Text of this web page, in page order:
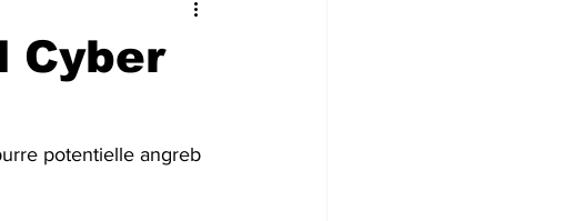
Cyber
potentielle angreb